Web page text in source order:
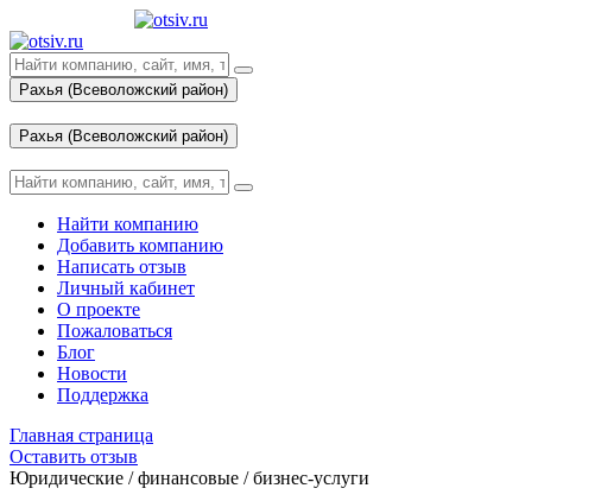
Рахья (Всеволожский район)
Рахья (Всеволожский район)
Найти компанию
Добавить компанию
Написать отзыв
Личный кабинет
О проекте
Пожаловаться
Блог
Новости
Поддержка
Главная страница
Оставить отзыв
Юридические / финансовые / бизнес-услуги